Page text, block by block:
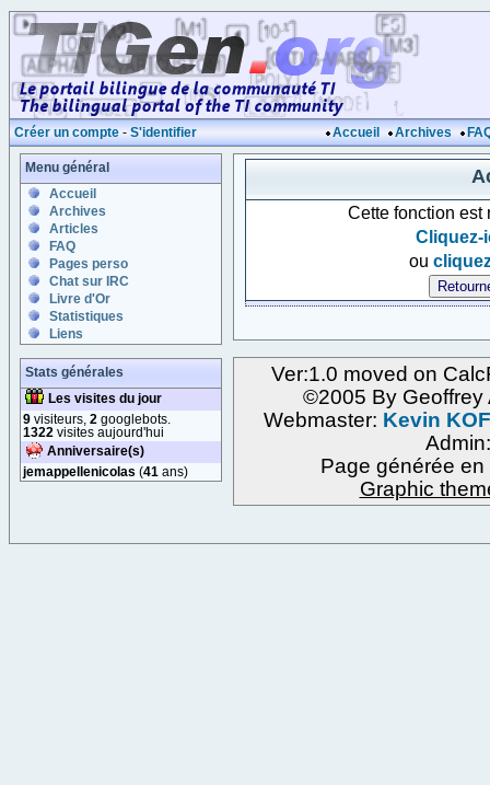
Créer un compte - S'identifier Accueil Archives
Menu général
Accueil
Archives
Articles
FAQ
Pages perso
Chat sur IRC
Livre d'Or
Statistiques
Liens
Stats générales
Les visites du jour
9 visiteurs, 2 googlebots.
1322 visites aujourd'hui
Anniversaire(s)
jemappellenicolas (41 ans)
Cette fonction est
Cliquez-
ou
Ver:1.0 moved on
©2005 By Geoffrey
Webmaster: Kevin
Page générée
Graphic